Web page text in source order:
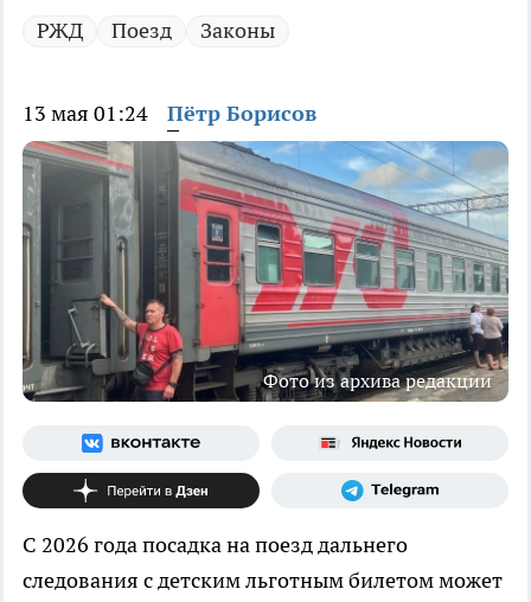
РЖД Поезд Законы
13 мая 01:24 Пётр Борисов
Фото из архива редакции
С 2026 года посадка на поезд дальнего
следования с детским льготным билетом может